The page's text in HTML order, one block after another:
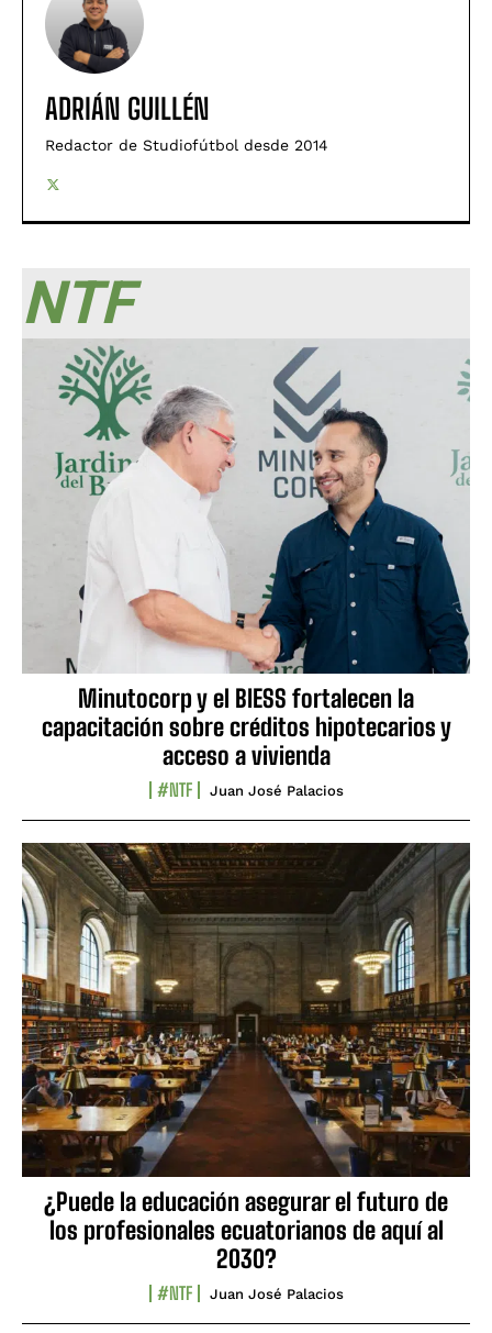
ADRIÁN GUILLÉN
Redactor de Studiofútbol desde 2014
NTF
Minutocorp y el BIESS fortalecen la
capacitación sobre créditos hipotecarios y
acceso a vivienda
#NTF Juan José Palacios
¿Puede la educación asegurar el futuro de
los profesionales ecuatorianos de aquí al
2030?
#NTF Juan José Palacios